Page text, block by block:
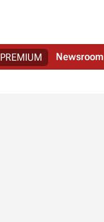
PREMIUM Newsroom